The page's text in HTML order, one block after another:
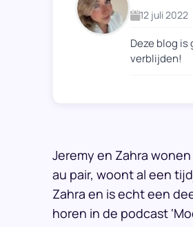
12 juli 2022
Deze blog
verblijden!
Jeremy en Zahra
au pair, woont al een
Zahra en is echt een
horen in de podcast